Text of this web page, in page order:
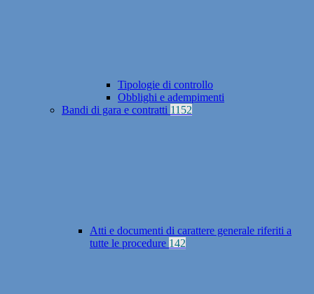
Tipologie di controllo
Obblighi e adempimenti
Bandi di gara e contratti 1152
Atti e documenti di carattere generale riferiti a
tutte le procedure 142